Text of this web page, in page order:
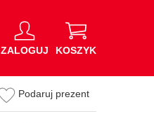
ZALOGUJ KOSZYK
Podaruj prezent